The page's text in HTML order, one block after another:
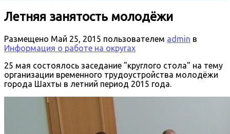
Летняя занятость молодёжи
Размещено Май 25, 2015 пользователем admin в
Информация о работе на округах
25 мая состоялось заседание "круглого стола" на тему
организации временного трудоустройства молодёжи
города Шахты в летний период 2015 года.